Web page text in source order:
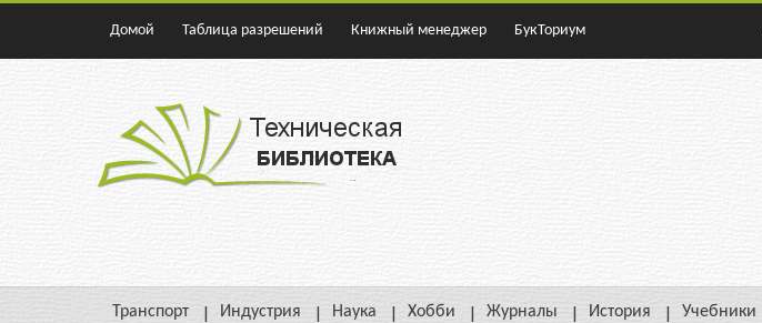
Домой Таблица разрешений Книжный менеджер БукТориум
Транспорт Индустрия Наука Хобби Журналы История Учебники